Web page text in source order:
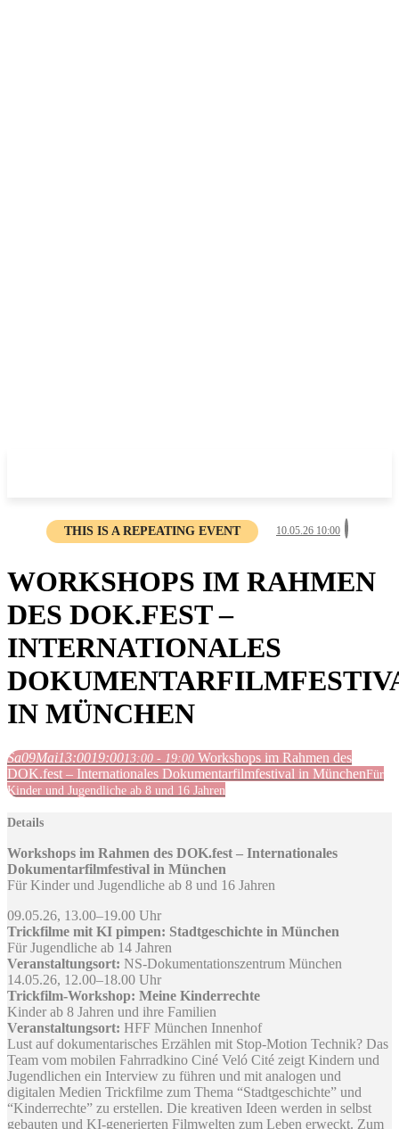
THIS IS A REPEATING EVENT 10.05.26 10:00
WORKSHOPS IM RAHMEN
DES DOK.FEST –
INTERNATIONALES
IN MÜNCHEN
Sa09Mai13:0019:0013:00 - 19:00 Workshops im Rahmen des
DOK.fest – Internationales Dokumentarfilmfestival in MünchenFür
Kinder und Jugendliche ab 8 und 16 Jahren
Details
Workshops im Rahmen des DOK.fest – Internationales
Dokumentarfilmfestival in München
Für Kinder und Jugendliche ab 8 und 16 Jahren
09.05.26, 13.00–19.00 Uhr
Trickfilme mit KI pimpen: Stadtgeschichte in München
Für Jugendliche ab 14 Jahren
Veranstaltungsort: NS-Dokumentationszentrum München
14.05.26, 12.00–18.00 Uhr
Trickfilm-Workshop: Meine Kinderrechte
Kinder ab 8 Jahren und ihre Familien
Veranstaltungsort: HFF München Innenhof
Lust auf dokumentarisches Erzählen mit Stop-Motion Technik? Das
Team vom mobilen Fahrradkino Ciné Veló Cité zeigt Kindern und
Jugendlichen ein Interview zu führen und mit analogen und
digitalen Medien Trickfilme zum Thema “Stadtgeschichte” und
“Kinderrechte” zu erstellen. Die kreativen Ideen werden in selbst
gebauten und KI-generierten Filmwelten zum Leben erweckt. Zum